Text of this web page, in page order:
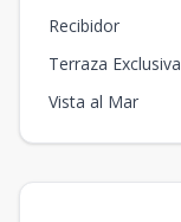
Recibidor
Terraza Exclusiva
Vista al Mar